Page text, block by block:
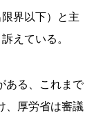
界以下）と主
えている。
ある、これまで
、厚労省は審議